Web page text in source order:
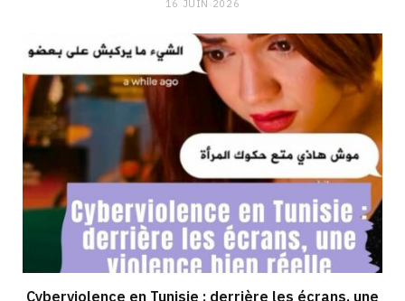
16 JUIN 2026
Cyberviolence en Tunisie : derrière les écrans, une